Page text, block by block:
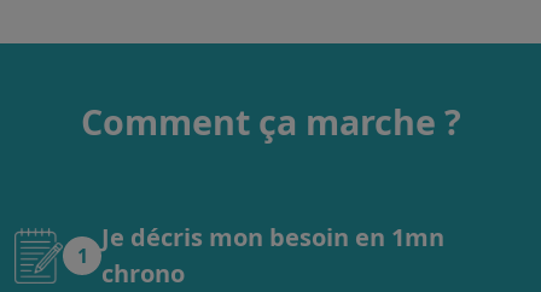
Comment ça marche ?
1
Je décris mon besoin en 1mn
chrono